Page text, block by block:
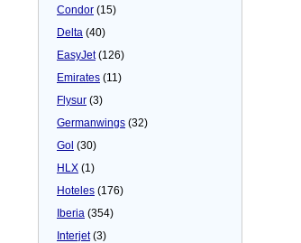
Condor (15)
Delta (40)
EasyJet(126)
Emirates (11)
Flysur (3)
Germanwings (32)
Gol (30)
HLX (1)
Hoteles (176)
Iberia (354)
Interjet(3)